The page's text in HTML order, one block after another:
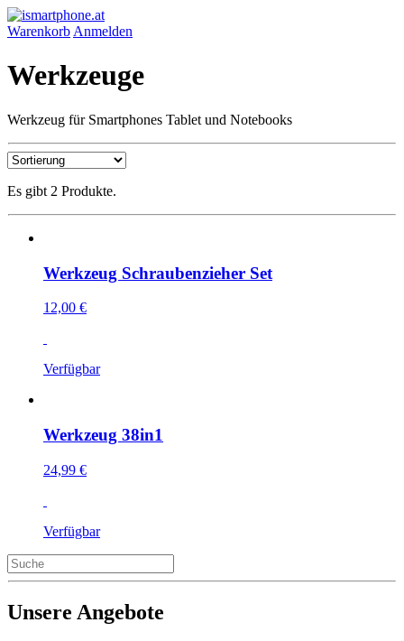
Warenkorb Anmelden
Werkzeuge
Werkzeug für Smartphones Tablet und Notebooks
Es gibt 2 Produkte.
Werkzeug Schraubenzieher Set
12,00 €
Verfügbar
Werkzeug 38in1
24,99 €
Verfügbar
Unsere Angebote